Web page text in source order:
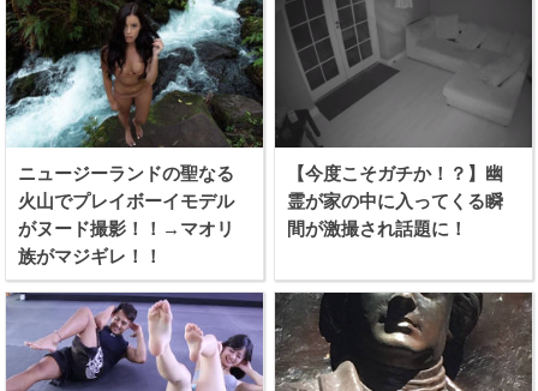
ニュージーランドの聖なる
火山でプレイボーイモデル
がヌード撮影！！→マオリ
族がマジギレ！！
【今度こそガチか！？】幽
霊が家の中に入ってくる瞬
間が激撮され話題に！